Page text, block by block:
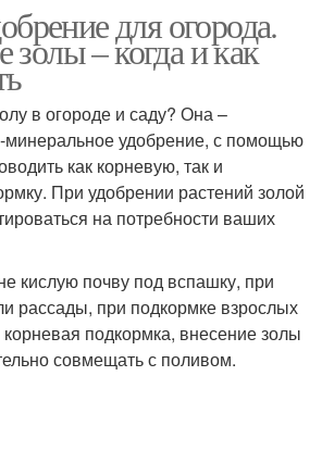
для огорода.
– когда и как
в огороде и саду? Она –
минеральное удобрение, с помощью
как корневую, так и
При удобрении растений золой
на потребности ваших
кислую почву под вспашку, при
рассады, при подкормке взрослых
подкормка, внесение золы
совмещать с поливом.